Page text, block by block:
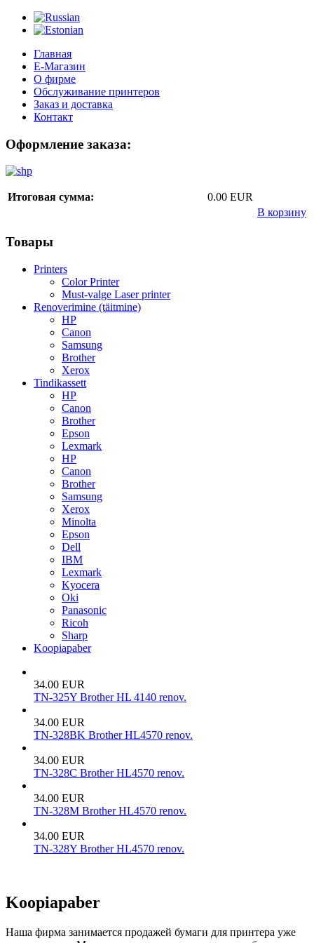
Главная
Е-Магазин
О фирме
Обслуживание принтеров
Заказ и доставка
Контакт
Оформление заказа:
Итоговая сумма:
0.00 EUR
В корзину
Товары
Printers
Color Printer
Must-valge Laser printer
Renoverimine (täitmine)
HP
Canon
Samsung
Brother
Xerox
Tindikassett
HP
Canon
Brother
Epson
Lexmark
HP
Canon
Brother
Samsung
Xerox
Minolta
Epson
Dell
IBM
Lexmark
Kyocera
Oki
Panasonic
Ricoh
Sharp
Koopiapaber
34.00 EUR
TN-325Y Brother HL 4140 renov.
34.00 EUR
TN-328BK Brother HL4570 renov.
34.00 EUR
TN-328C Brother HL4570 renov.
34.00 EUR
TN-328M Brother HL4570 renov.
34.00 EUR
TN-328Y Brother HL4570 renov.
Koopiapaber
Наша фирма занимается продажей бумаги для принтера уже